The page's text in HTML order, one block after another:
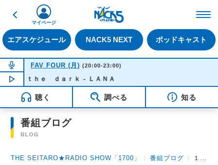
戻る
エアスケジュール NACK5 NEXT ポッドキャスト
マイページ
NOW ON AIR
FAV FOUR (月) (20:00-23:00)
NOW PLAYING 22:10
ｔｈｅ ｄａｒｋ - ＬＡＮＡ
聴く 調べる 知る
番組ブログ
BLOG
THE SEITARO★RADIO SHOW「1700」 〉番組ブログ 〉 １月１６日（月）